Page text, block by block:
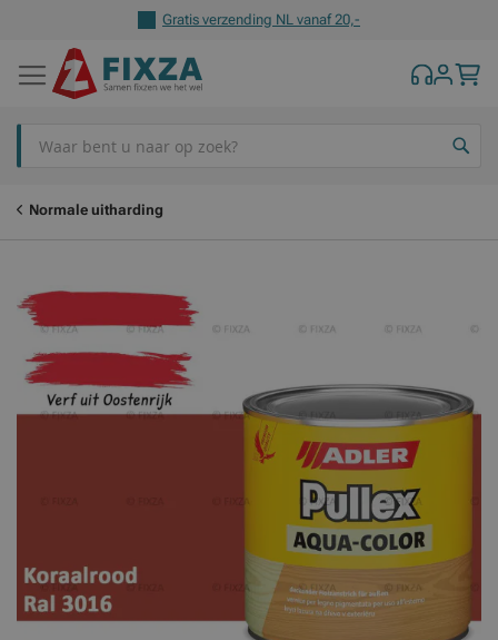
Gratis verzending NL vanaf 20,-
Normale uitharding
Ga
naar
het
einde
Ga
naar
het
begin